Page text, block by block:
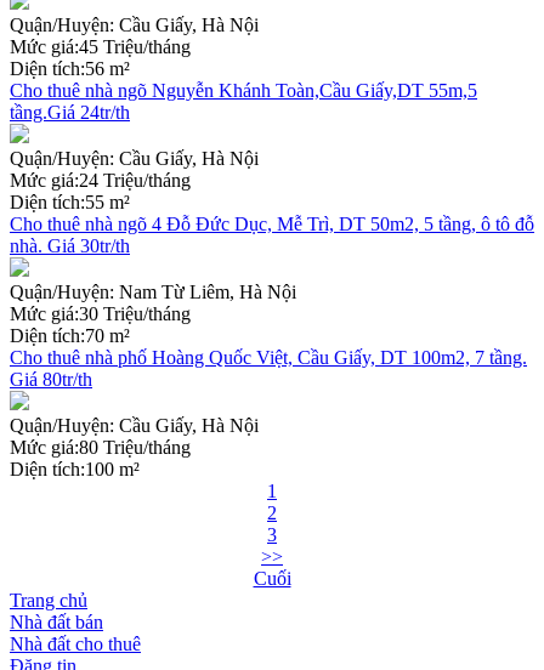
Quận/Huyện: Cầu Giấy, Hà Nội
Mức giá:45 Triệu/tháng
Diện tích:56 m²
Cho thuê nhà ngõ Nguyễn Khánh Toàn,Cầu Giấy,DT 55m,5
tầng.Giá 24tr/th
Quận/Huyện: Cầu Giấy, Hà Nội
Mức giá:24 Triệu/tháng
Diện tích:55 m²
Cho thuê nhà ngõ 4 Đỗ Đức Dục, Mễ Trì, DT 50m2, 5 tầng, ô tô đỗ
nhà. Giá 30tr/th
Quận/Huyện: Nam Từ Liêm, Hà Nội
Mức giá:30 Triệu/tháng
Diện tích:70 m²
Cho thuê nhà phố Hoàng Quốc Việt, Cầu Giấy, DT 100m2, 7 tầng.
Giá 80tr/th
Quận/Huyện: Cầu Giấy, Hà Nội
Mức giá:80 Triệu/tháng
Diện tích:100 m²
1
2
3
>>
Cuối
Trang chủ
Nhà đất bán
Nhà đất cho thuê
Đăng tin